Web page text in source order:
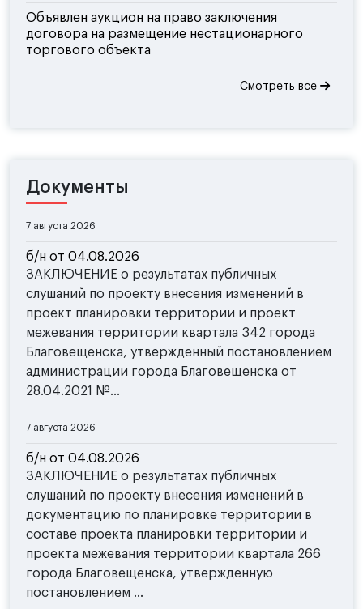
Объявлен аукцион на право заключения
договора на размещение нестационарного
торгового объекта
Смотреть все
Документы
7 августа 2026
б/н от 04.08.2026
ЗАКЛЮЧЕНИЕ о результатах публичных
слушаний по проекту внесения изменений в
проект планировки территории и проект
межевания территории квартала 342 города
Благовещенска, утвержденный постановлением
администрации города Благовещенска от
28.04.2021 №...
7 августа 2026
б/н от 04.08.2026
ЗАКЛЮЧЕНИЕ о результатах публичных
слушаний по проекту внесения изменений в
документацию по планировке территории в
составе проекта планировки территории и
проекта межевания территории квартала 266
города Благовещенска, утвержденную
постановлением ...